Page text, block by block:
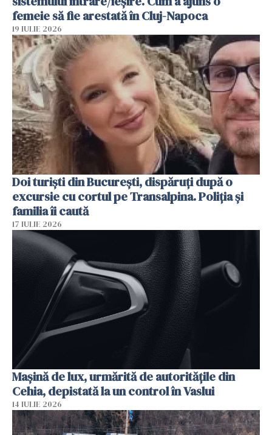
femeie să fie arestată în Cluj-Napoca
19 IULIE 2026
Doi turiști din București, dispăruți după o
excursie cu cortul pe Transalpina. Poliția și
familia îi caută
17 IULIE 2026
Mașină de lux, urmărită de autoritățile din
Cehia, depistată la un control în Vaslui
14 IULIE 2026